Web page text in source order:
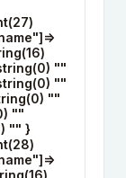
""
""
""
""
"" }